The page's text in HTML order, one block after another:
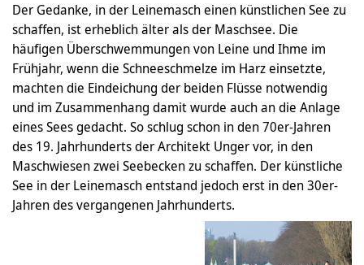
Der Gedanke, in der Leinemasch einen künstlichen See zu
schaffen, ist erheblich älter als der Maschsee. Die
häufigen Überschwemmungen von Leine und Ihme im
Frühjahr, wenn die Schneeschmelze im Harz einsetzte,
machten die Eindeichung der beiden Flüsse notwendig
und im Zusammenhang damit wurde auch an die Anlage
eines Sees gedacht. So schlug schon in den 70er-Jahren
des 19. Jahrhunderts der Architekt Unger vor, in den
Maschwiesen zwei Seebecken zu schaffen. Der künstliche
See in der Leinemasch entstand jedoch erst in den 30er-
Jahren des vergangenen Jahrhunderts.